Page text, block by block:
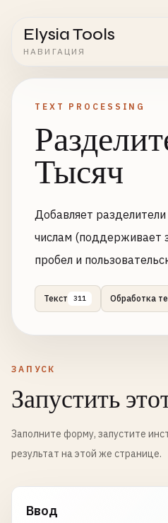
Elysia Tools
НАВИГАЦИЯ
TEXT PROCESSING
Тысяч
Добавляет
числам (поддерживает
пробел и
Текст 311 Обработка
ЗАПУСК
Запустить
Заполните форму, запустите
результат на этой же странице.
Ввод